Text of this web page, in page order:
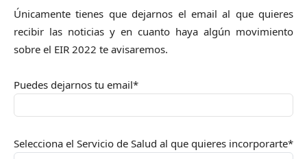
Únicamente tienes que dejarnos el email al que quieres
recibir las noticias y en cuanto haya algún movimiento
sobre el EIR 2022 te avisaremos.
Puedes dejarnos tu email*
Selecciona el Servicio de Salud al que quieres incorporarte*